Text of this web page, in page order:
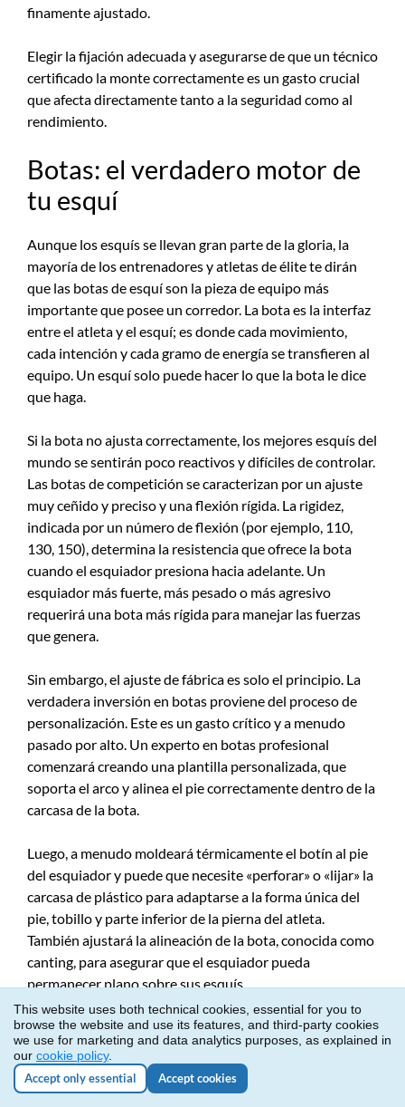
finamente ajustado.
Elegir la fijación adecuada y asegurarse de que un técnico
certificado la monte correctamente es un gasto crucial
que afecta directamente tanto a la seguridad como al
rendimiento.
Botas: el verdadero motor de
tu esquí
Aunque los esquís se llevan gran parte de la gloria, la
mayoría de los entrenadores y atletas de élite te dirán
que las botas de esquí son la pieza de equipo más
importante que posee un corredor. La bota es la interfaz
entre el atleta y el esquí; es donde cada movimiento,
cada intención y cada gramo de energía se transfieren al
equipo. Un esquí solo puede hacer lo que la bota le dice
que haga.
Si la bota no ajusta correctamente, los mejores esquís del
mundo se sentirán poco reactivos y difíciles de controlar.
Las botas de competición se caracterizan por un ajuste
muy ceñido y preciso y una flexión rígida. La rigidez,
indicada por un número de flexión (por ejemplo, 110,
130, 150), determina la resistencia que ofrece la bota
cuando el esquiador presiona hacia adelante. Un
esquiador más fuerte, más pesado o más agresivo
requerirá una bota más rígida para manejar las fuerzas
que genera.
Sin embargo, el ajuste de fábrica es solo el principio. La
verdadera inversión en botas proviene del proceso de
personalización. Este es un gasto crítico y a menudo
pasado por alto. Un experto en botas profesional
comenzará creando una plantilla personalizada, que
soporta el arco y alinea el pie correctamente dentro de la
carcasa de la bota.
Luego, a menudo moldeará térmicamente el botín al pie
del esquiador y puede que necesite «perforar» o «lijar» la
carcasa de plástico para adaptarse a la forma única del
pie, tobillo y parte inferior de la pierna del atleta.
También ajustará la alineación de la bota, conocida como
canting, para asegurar que el esquiador pueda
permanecer plano sobre sus esquís.
Este meticuloso proceso puede llevar varias horas y es
un coste adicional además de las propias botas, pero es
absolutamente esencial para el rendimiento, la
comodidad y la prevención de lesiones. Una bota mal
This website uses both technical cookies, essential for you to
browse the website and use its features, and third-party cookies
we use for marketing and data analytics purposes, as explained in
our cookie policy.
Accept only essential
Accept cookies